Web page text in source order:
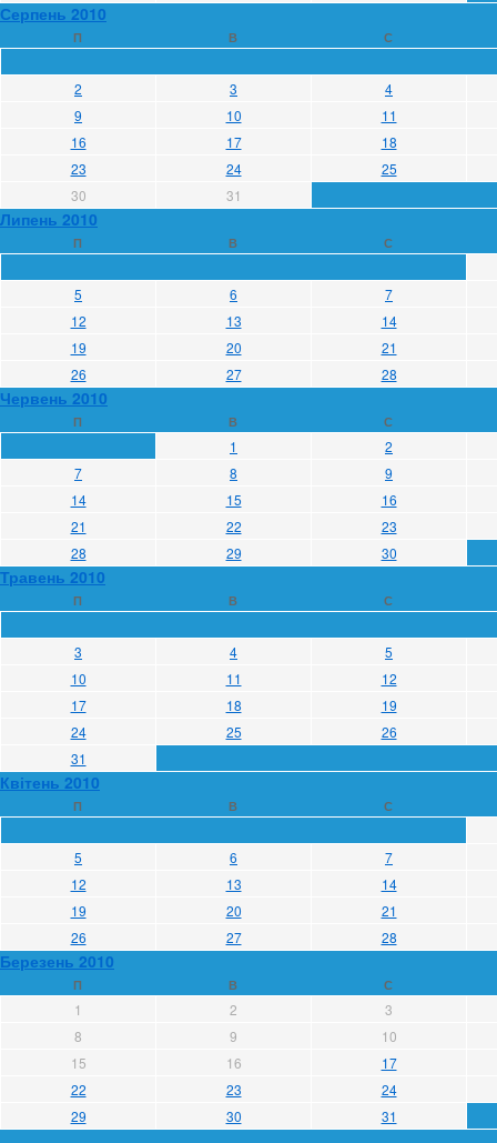
Серпень 2010
П В С
2 3
4
9
10
11
16
17
18
23
24
25
30
31
Липень 2010
П В С
5 6
7
12
13
14
19
20
21
26
27 28
Червень 2010
П В С
1
2
7
8
9
14
15
16
21
22
23
28
29 30
Травень 2010
П В С
3 4
5
10
11
12
17
18
19
24
25
26
31
Квітень 2010
П В С
5 6
7
12
13
14
19
20
21
26
27 28
Березень 2010
П В С
1 2
3
8
9
10
15
16
17
22
23
24
29
30 31